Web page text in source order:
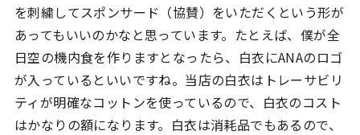
を刺繍してスポンサード（協賛）をいただくという形が
あってもいいのかなと思っています。たとえば、僕が全
日空の機内食を作りますとなったら、白衣にANAのロゴ
が入っているといいですね。当店の白衣はトレーサビリ
ティが明確なコットンを使っているので、白衣のコスト
はかなりの額になります。白衣は消耗品でもあるので、